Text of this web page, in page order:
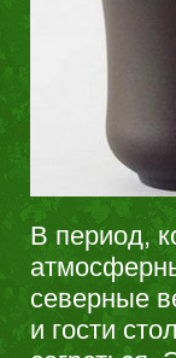
В период,
северные
и гости